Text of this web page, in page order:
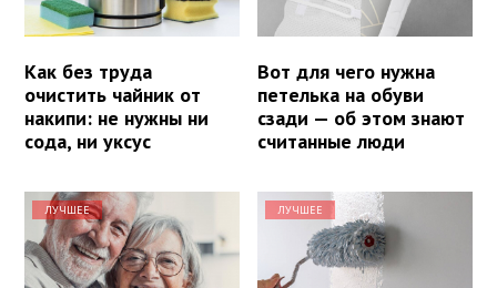
Как без труда
очистить чайник от
накипи: не нужны ни
сода, ни уксус
Вот для чего нужна
петелька на обуви
сзади — об этом знают
считанные люди
ЛУЧШЕЕ ЛУЧШЕЕ